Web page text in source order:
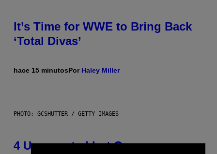
It’s Time for WWE to Bring Back
‘Total Divas’
hace 15 minutosPor Haley Miller
PHOTO: GCSHUTTER / GETTY IMAGES
4 Unexpected but Common